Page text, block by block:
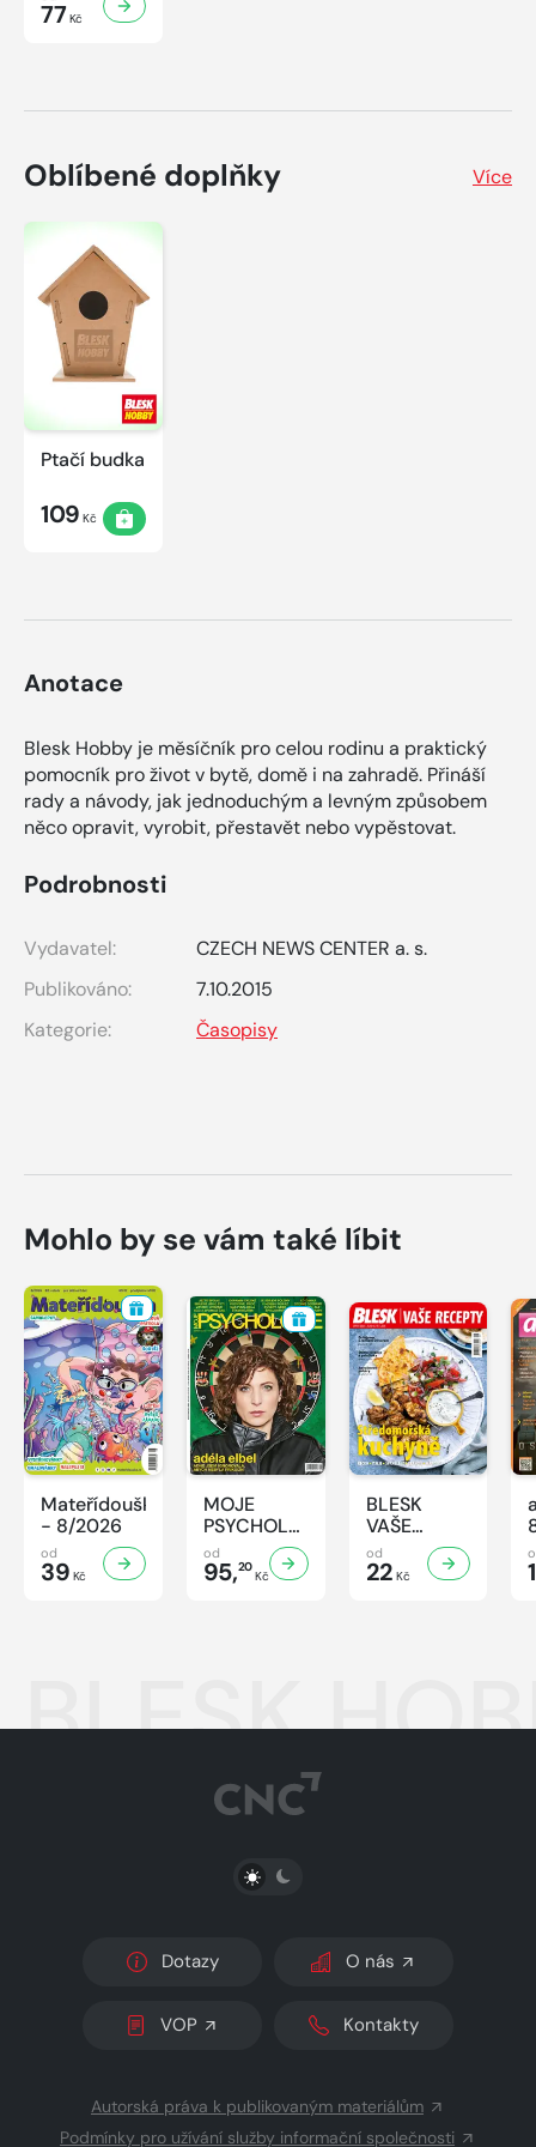
77 Kč
Oblíbené doplňky Více
Ptačí budka
109 Kč
Anotace
Blesk Hobby je měsíčník pro celou rodinu a praktický
pomocník pro život v bytě, domě i na zahradě. Přináší
rady a návody, jak jednoduchým a levným způsobem
něco opravit, vyrobit, přestavět nebo vypěstovat.
Podrobnosti
Vydavatel:
CZECH NEWS CENTER a. s.
Publikováno:
7.10.2015
Kategorie:
Časopisy
Mohlo by se vám také líbit
Mateřídouška
- 8/2026
od
39 Kč
MOJE
PSYCHOLOGIE
- 8/2026
od
95,20
Kč
BLESK
VAŠE
RECEPTY -
8/2026
od
22 Kč
BLESK
PŘEPNOUT SVĚTLÝ/TMAVÝ REŽIM
Dotazy O nás
VOP Kontakty
Autorská práva k publikovaným materiálům
Podmínky pro užívání služby informační společnosti